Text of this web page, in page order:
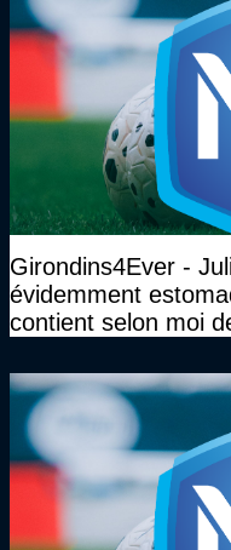
Girondins4Ever -
évidemment
contient selon moi
plan juridique"